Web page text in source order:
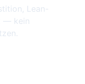
Lean-
— kein